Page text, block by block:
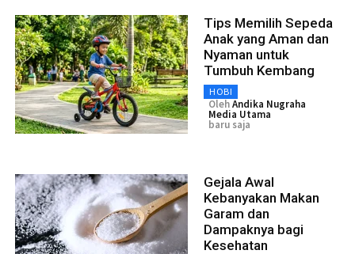
Tips Memilih Sepeda
Anak yang Aman dan
Nyaman untuk
Tumbuh Kembang
HOBI
OlehAndika Nugraha
Media Utama
baru saja
Gejala Awal
Kebanyakan Makan
Garam dan
Dampaknya bagi
Kesehatan